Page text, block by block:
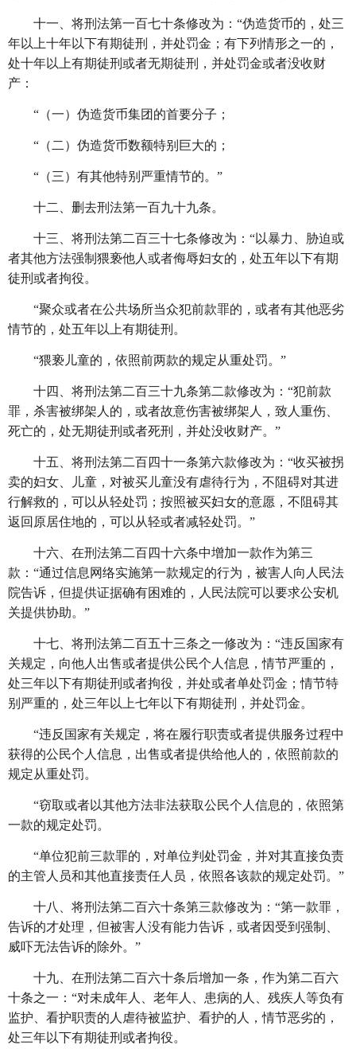
十一、将刑法第一百七十条修改为： “伪造货币的，处三
年以上十年以下有期徒刑，并处罚金；有下列情形之一的，
处十年以上有期徒刑或者无期徒刑，并处罚金或者没收财
产：
“（一）伪造货币集团的首要分子；
“（二）伪造货币数额特别巨大的；
“（三）有其他特别严重情节的。”
十二、删去刑法第一百九十九条。
十三、将刑法第二百三十七条修改为： “以暴力、胁迫或
者其他方法强制猥亵他人或者侮辱妇女的，处五年以下有期
徒刑或者拘役。
“聚众或者在公共场所当众犯前款罪的，或者有其他恶劣
情节的，处五年以上有期徒刑。
“猥亵儿童的，依照前两款的规定从重处罚。”
十四、将刑法第二百三十九条第二款修改为： “犯前款
罪，杀害被绑架人的，或者故意伤害被绑架人，致人重伤、
死亡的，处无期徒刑或者死刑，并处没收财产。”
十五、将刑法第二百四十一条第六款修改为： “收买被拐
卖的妇女、儿童，对被买儿童没有虐待行为，不阻碍对其进
行解救的，可以从轻处罚；按照被买妇女的意愿，不阻碍其
返回原居住地的，可以从轻或者减轻处罚。”
十六、在刑法第二百四十六条中增加一款作为第三
款： “通过信息网络实施第一款规定的行为，被害人向人民法
院告诉，但提供证据确有困难的，人民法院可以要求公安机
关提供协助。”
十七、将刑法第二百五十三条之一修改为： “违反国家有
关规定，向他人出售或者提供公民个人信息，情节严重的，
处三年以下有期徒刑或者拘役，并处或者单处罚金；情节特
别严重的，处三年以上七年以下有期徒刑，并处罚金。
“违反国家有关规定，将在履行职责或者提供服务过程中
获得的公民个人信息，出售或者提供给他人的，依照前款的
规定从重处罚。
“窃取或者以其他方法非法获取公民个人信息的，依照第
一款的规定处罚。
“单位犯前三款罪的，对单位判处罚金，并对其直接负责
的主管人员和其他直接责任人员，依照各该款的规定处罚。”
十八、将刑法第二百六十条第三款修改为： “第一款罪，
告诉的才处理，但被害人没有能力告诉，或者因受到强制、
威吓无法告诉的除外。”
十九、在刑法第二百六十条后增加一条，作为第二百六
十条之一： “对未成年人、老年人、患病的人、残疾人等负有
监护、看护职责的人虐待被监护、看护的人，情节恶劣的，
处三年以下有期徒刑或者拘役。